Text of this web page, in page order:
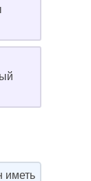
иметь